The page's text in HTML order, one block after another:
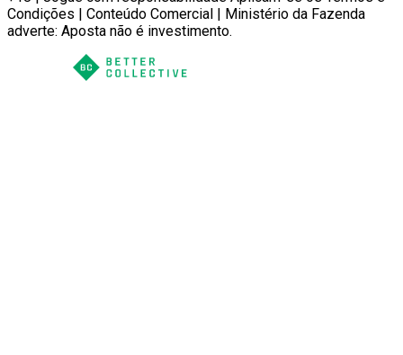
Condições | Conteúdo Comercial | Ministério da Fazenda
adverte: Aposta não é investimento.